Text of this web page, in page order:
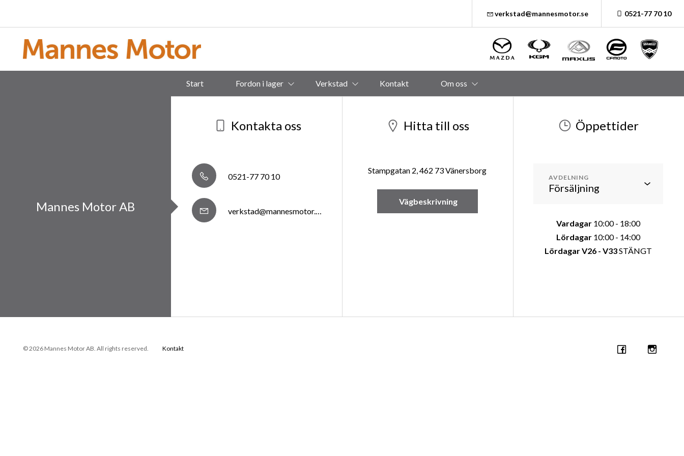
verkstad@mannesmotor.se 0521-77 70 10
Start Fordon i lager Verkstad Kontakt Om oss
Mannes Motor AB
Kontakta oss
0521-77 70 10
verkstad@mannesmotor.se
Hitta till oss
Stampgatan 2, 462 73 Vänersborg
Vägbeskrivning
Öppettider
AVDELNING
Vardagar10:00 - 18:00
Lördagar10:00 - 14:00
Lördagar V26 - V33STÄNGT
© 2026 Mannes Motor AB. All rights reserved. Kontakt